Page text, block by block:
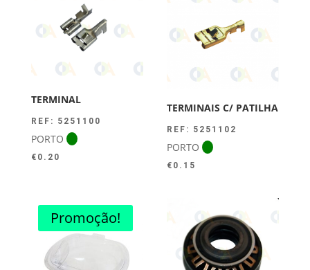
TERMINAL
REF: 5251100
PORTO
€ 0.20
TERMINAIS C/ PATILHA
REF: 5251102
PORTO
€ 0.15
Promoção!